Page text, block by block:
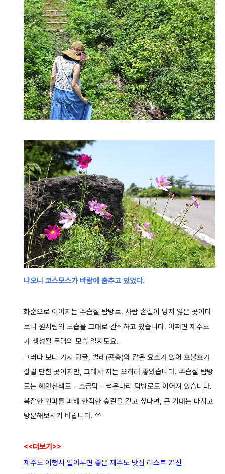
나오니 코스모스가 바람에 춤추고 있었다.
화순으로 이어지는 주슴질 탐방로. 사람 손길이 닿지 않은 곳이다
보니 원시림의 모습을 그대로 간직하고 있습니다. 어쩌면 제주도
가 생성될 무렵의 모습 일지도요.
그러다 보니 가시 덩굴, 벌레(곤충)와 같은 요소가 있어 호불호가
갈릴 만한 곳이지만, 그래서 저는 오히려 좋았습니다. 주슴질 탐방
로는 해안산책로 - 소금막 - 썩은다리 탐방로도 이어져 있습니다.
복잡한 인파를 피해 한적한 숲길을 걷고 싶다면, 큰 기대는 마시고
방문해보시기 바랍니다. ^^
<<더보기>>
제주도 여행시 알아두면 좋은 제주도 맛집 리스트 21선